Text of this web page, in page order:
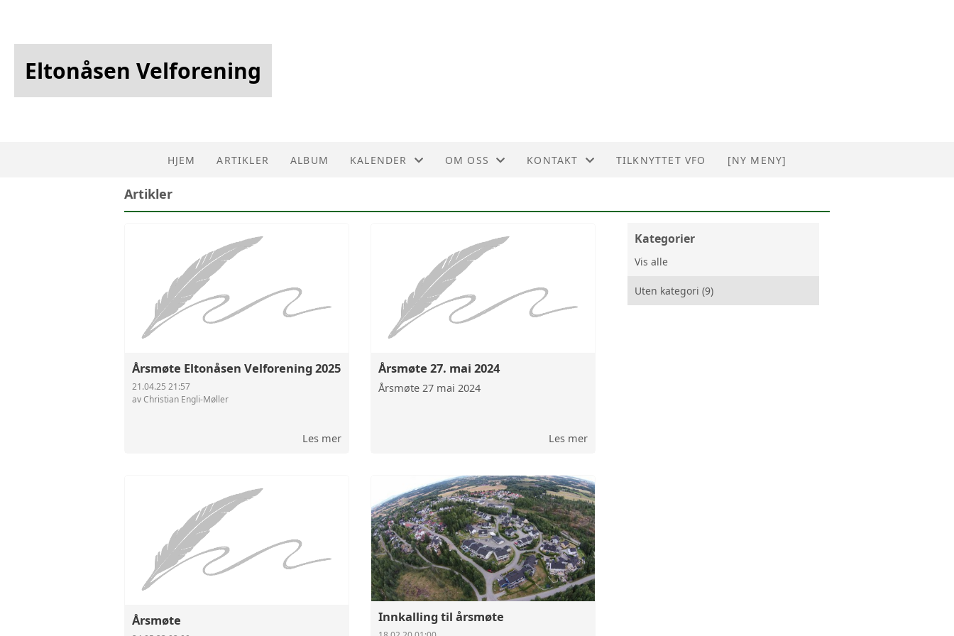
Eltonåsen Velforening
HJEM ARTIKLER ALBUM KALENDER OM OSS
HISTORIE
DETTE ER ELTONÅSEN
ÅRSREGNSKAP
KONTAKT TILKNYTTET VFO [NY MENY]
Artikler
Årsmøte Eltonåsen Velforening 2025
21.04.25 21:57
av Christian Engli-Møller
Les mer
Årsmøte 27. mai 2024
Årsmøte 27 mai 2024
Les mer
Årsmøte Innkalling til årsmøte
Kategorier
Vis alle
Uten kategori (9)